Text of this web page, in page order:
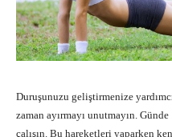
Duruşunuzu geliştirmenize
zaman ayırmayı unutmayın.
çalışın. Bu hareketleri yaparken